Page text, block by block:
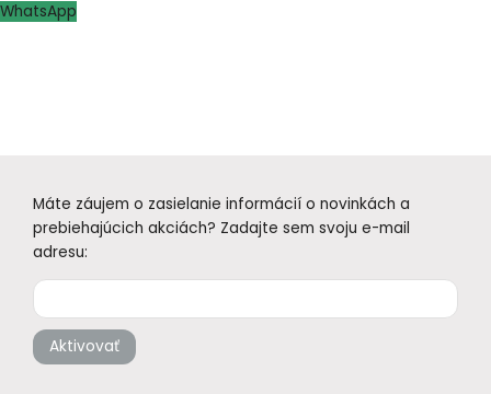
WhatsApp
Máte záujem o zasielanie informácií o novinkách a
prebiehajúcich akciách? Zadajte sem svoju e-mail
adresu:
Aktivovať